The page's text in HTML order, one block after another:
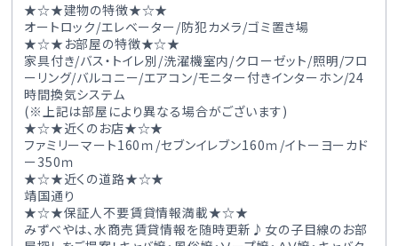
★☆★建物の特徴★☆★
オートロック/エレベーター/防犯カメラ/ゴミ置き場
★☆★お部屋の特徴★☆★
家具付き/バス・トイレ別/洗濯機室内/クローゼット/照明/フロ
ーリング/バルコニー/エアコン/モニター付きインターホン/24
時間換気システム
(※上記は部屋により異なる場合がございます)
★☆★近くのお店★☆★
ファミリーマート160ｍ/セブンイレブン160ｍ/イトーヨーカド
ー350ｍ
★☆★近くの道路★☆★
靖国通り
★☆★保証人不要賃貸情報満載★☆★
みずべやは、水商売賃貸情報を随時更新♪女の子目線のお部